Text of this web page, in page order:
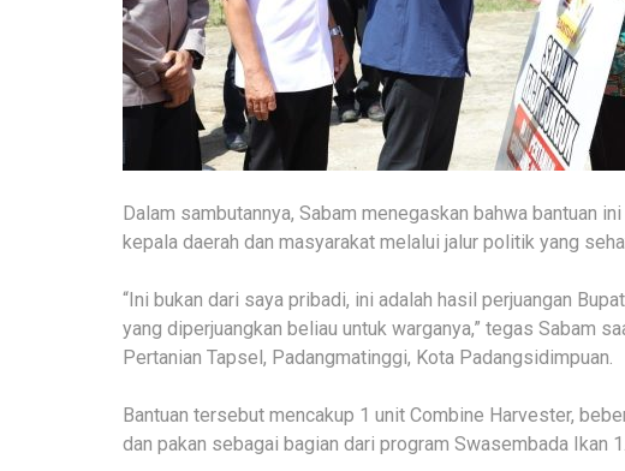
Dalam sambutannya, Sabam menegaskan bahwa bantuan
kepala daerah dan masyarakat melalui jalur politik yang
“Ini bukan dari saya pribadi, ini adalah hasil perjuangan
yang diperjuangkan beliau untuk warganya,” tegas Sabam
Pertanian Tapsel, Padangmatinggi, Kota Padangsidimpuan.
Bantuan tersebut mencakup 1 unit Combine Harvester,
dan pakan sebagai bagian dari program Swasembada Ikan